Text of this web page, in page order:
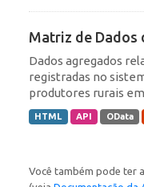
Matriz de Dados
Dados agregados
registradas no
produtores rurais
HTML API OData
Você também pode ter